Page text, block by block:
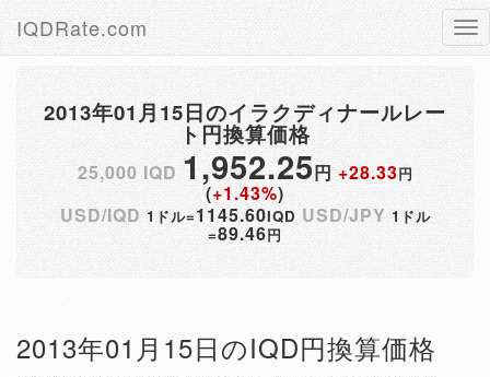
IQDRate.com
2013年01月15日のイラクディナールレー
ト円換算価格
25,000 IQD 1,952.25円 +28.33円
(+1.43%)
USD/IQD 1ドル=1145.60IQD USD/JPY 1ドル
=89.46円
2013年01月15日のIQD円換算価格